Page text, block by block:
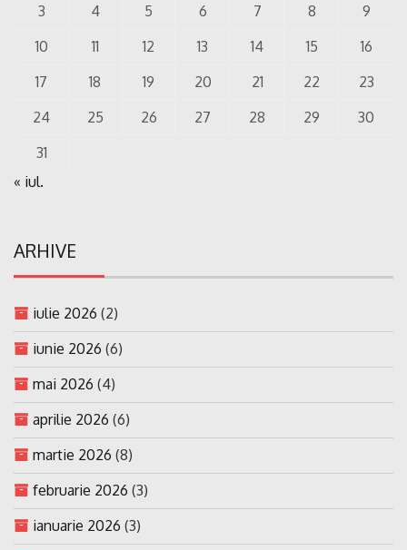
3
4 5 6 7 8
9
10
11 12 13 14 15
16
17
18 19 20 21 22
23
24
25 26 27 28 29
30
31
« iul.
ARHIVE
iulie 2026 (2)
iunie 2026 (6)
mai 2026 (4)
aprilie 2026 (6)
martie 2026 (8)
februarie 2026 (3)
ianuarie 2026 (3)